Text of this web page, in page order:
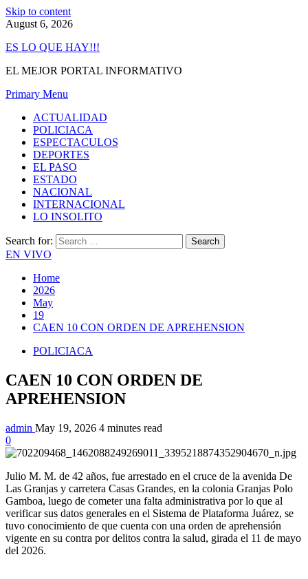
Skip to content
August 6, 2026
ES LO QUE HAY!!!
EL MEJOR PORTAL INFORMATIVO
Primary Menu
ACTUALIDAD
POLICIACA
ESPECTACULOS
DEPORTES
EL PASO
ESTADO
NACIONAL
INTERNACIONAL
LO INSOLITO
Search for:
EN VIVO
Home
2026
May
19
CAEN 10 CON ORDEN DE APREHENSION
POLICIACA
CAEN 10 CON ORDEN DE
APREHENSION
admin May 19, 2026 4 minutes read
0
Julio M. M. de 42 años, fue arrestado en el cruce de la avenida De
Las Granjas y carretera Casas Grandes, en la colonia Granjas Polo
Gamboa, luego de cometer una falta administrativa por lo que al
verificar sus datos generales en el Sistema de Plataforma Juárez, se
tuvo conocimiento de que cuenta con una orden de aprehensión
vigente en su contra por delitos contra la salud, girada el 11 de mayo
del 2026.